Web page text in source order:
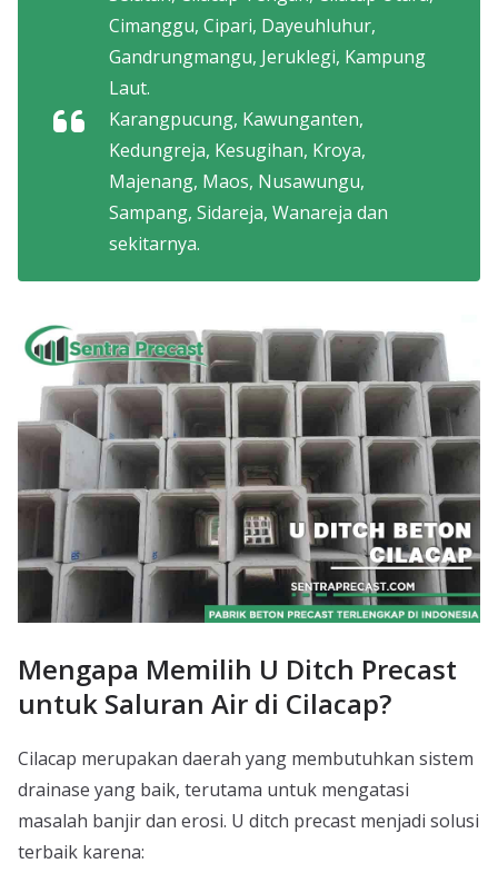
Cimanggu, Cipari, Dayeuhluhur,
Gandrungmangu, Jeruklegi, Kampung
Laut.
Karangpucung, Kawunganten,
Kedungreja, Kesugihan, Kroya,
Majenang, Maos, Nusawungu,
Sampang, Sidareja, Wanareja dan
sekitarnya.
Mengapa Memilih U Ditch Precast
untuk Saluran Air di Cilacap?
Cilacap merupakan daerah yang membutuhkan sistem
drainase yang baik, terutama untuk mengatasi
masalah banjir dan erosi. U ditch precast menjadi solusi
terbaik karena: